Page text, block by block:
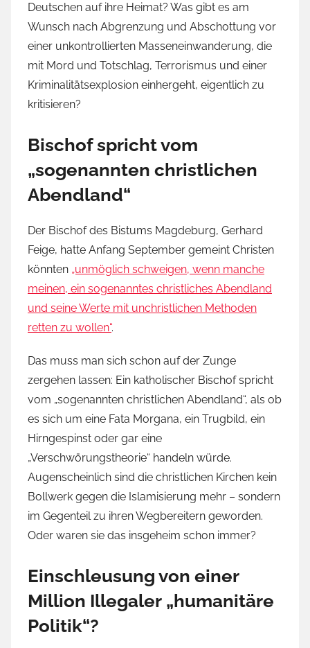
Deutschen auf ihre Heimat? Was gibt es am
Wunsch nach Abgrenzung und Abschottung vor
einer unkontrollierten Masseneinwanderung, die
mit Mord und Totschlag, Terrorismus und einer
Kriminalitätsexplosion einhergeht, eigentlich zu
kritisieren?
Bischof spricht vom
„sogenannten christlichen
Abendland“
Der Bischof des Bistums Magdeburg, Gerhard
Feige, hatte Anfang September gemeint Christen
könnten „unmöglich schweigen, wenn manche
meinen, ein sogenanntes christliches Abendland
und seine Werte mit unchristlichen Methoden
retten zu wollen“.
Das muss man sich schon auf der Zunge
zergehen lassen: Ein katholischer Bischof spricht
vom „sogenannten christlichen Abendland“, als ob
es sich um eine Fata Morgana, ein Trugbild, ein
Hirngespinst oder gar eine
„Verschwörungstheorie“ handeln würde.
Augenscheinlich sind die christlichen Kirchen kein
Bollwerk gegen die Islamisierung mehr – sondern
im Gegenteil zu ihren Wegbereitern geworden.
Oder waren sie das insgeheim schon immer?
Einschleusung von einer
Million Illegaler „humanitäre
Politik“?